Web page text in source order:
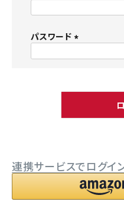
SNS
ようこそ ゲスト 様
パスワード
)
連携サービスでログイ